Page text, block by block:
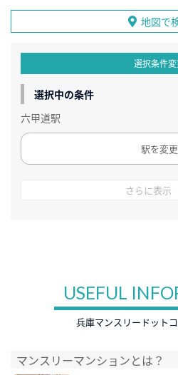
地図で
選択条件
選択中の条件
六甲道駅
駅を変更
さらに表示
USEFUL
兵庫マンスリードット
マンスリーマンションとは？